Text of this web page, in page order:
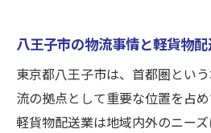
企業配送の需要が高ま
軽貨物運送で企業との
八王子市で企業配送を
成功事例から学ぶ企業
八王子市の物流事情と軽貨物
東京都八王子市は、首都圏とい
流の拠点として重要な位置を占め
軽貨物配送業は地域内外のニー